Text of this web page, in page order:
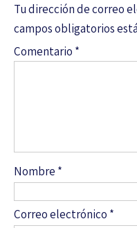
Tu dirección de correo
campos obligatorios
Comentario *
Nombre *
Correo electrónico *